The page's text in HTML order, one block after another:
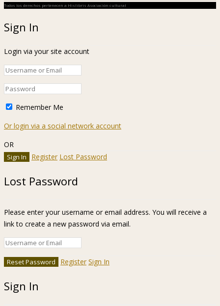
Todos los derechos pertenecen a Hislibris Asociación cultural
Sign In
Login via your site account
Remember Me
Or login via a social network account
OR
Register Lost Password
Lost Password
Please enter your username or email address. You will receive a
link to create a new password via email.
Register Sign In
Sign In